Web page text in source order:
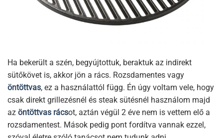
Ha bekerült a szén, begyújtottuk, beraktuk az indirekt
sütőkövet is, akkor jön a rács. Rozsdamentes vagy
öntöttvas, ez a használattól függ. Én úgy voltam vele, hogy
csak direkt grillezésnél és steak sütésnél használom majd
az öntöttvas rácsot, aztán végül 2 éve nem is vettem elő a
rozsdamentest. Mások pedig pont fordítva vannak ezzel,